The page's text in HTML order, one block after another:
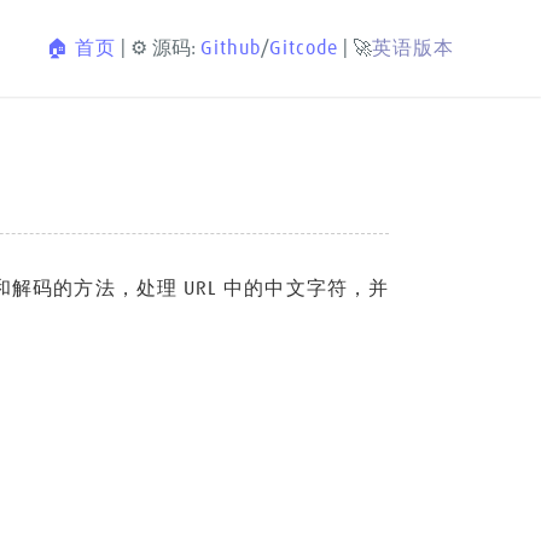
🏠 首页 | ⚙️ 源码: Github/Gitcode | 🚀英语版本
解码的方法，处理 URL 中的中文字符，并